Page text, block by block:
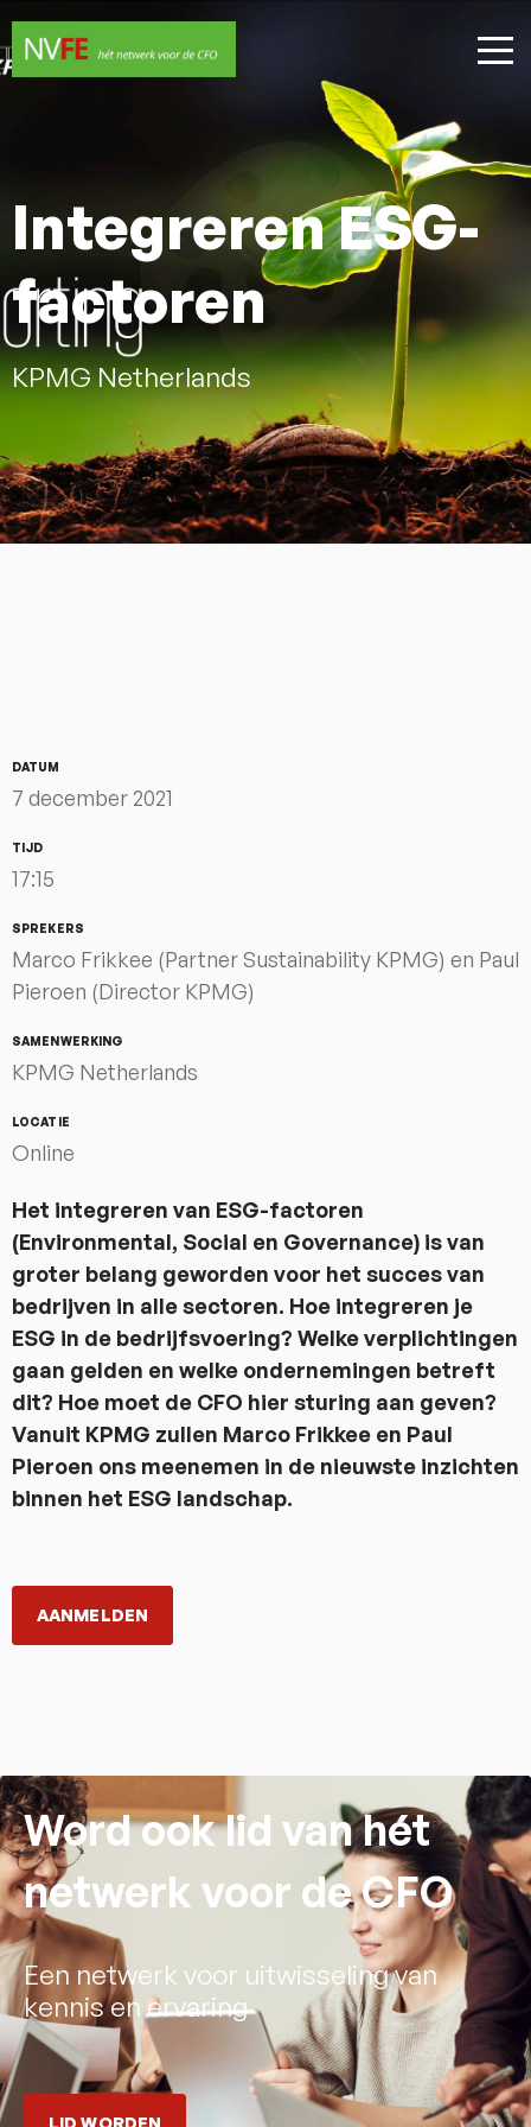
Integreren ESG-
factoren
KPMG Netherlands
DATUM
7 december 2021
TIJD
17:15
SPREKERS
Marco Frikkee (Partner Sustainability KPMG) en Paul
Pieroen (Director KPMG)
SAMENWERKING
KPMG Netherlands
LOCATIE
Online
Het integreren van ESG-factoren
(Environmental, Social en Governance) is van
groter belang geworden voor het succes van
bedrijven in alle sectoren. Hoe integreren je
ESG in de bedrijfsvoering? Welke verplichtingen
gaan gelden en welke ondernemingen betreft
dit? Hoe moet de CFO hier sturing aan geven?
Vanuit KPMG zullen Marco Frikkee en Paul
Pieroen ons meenemen in de nieuwste inzichten
binnen het ESG landschap.
AANMELDEN
Word ook lid van hét
netwerk voor de CFO
Een netwerk voor uitwisseling van
kennis en ervaring
LID WORDEN